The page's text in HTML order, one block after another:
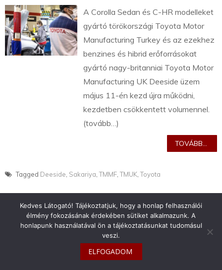
A Corolla Sedan és C-HR modelleket
gyártó törökországi Toyota Motor
Manufacturing Turkey és az ezekhez
benzines és hibrid erőforrásokat
gyártó nagy-britanniai Toyota Motor
Manufacturing UK Deeside üzem
május 11-én kezd újra működni,
kezdetben csökkentett volumennel.
(tovább…)
TOVÁBB...
Tagged Deeside Sakariya ,TMMF ,TMUK ,Toyota
info@toyotaclub.hu
Copyright © 2026Toyota Klub Magyarország
Kedves Látogató! Tájékoztatjuk, hogy a honlap felhasználói
élmény fokozásának érdekében sütiket alkalmazunk. A
honlapunk használatával ön a tájékoztatásunkat tudomásul
veszi.
ELFOGADOM